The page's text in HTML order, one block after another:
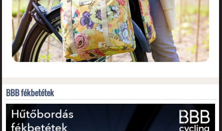
BBB fékbetétek